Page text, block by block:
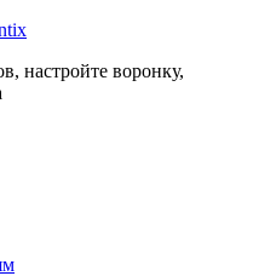
настройте воронку,